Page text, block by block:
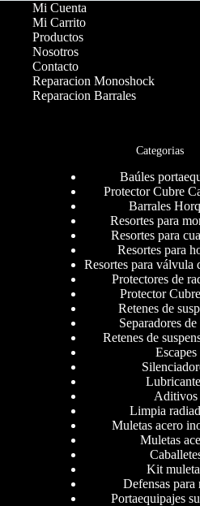
Mi Cuenta
Mi Carrito
Productos
Nosotros
Contacto
Reparacion Monoshock
Reparacion Barrales
Categorias
Baúles
Protector Cubre
Barrales
Resortes para
Resortes para
Resortes para
Resortes para válvula
Protectores de
Protector
Retenes de
Separadores de
Retenes de
Escapes
Aditivos
Limpia
Muletas acero
Muletas
Kit
Defensas para
Portaequipajes